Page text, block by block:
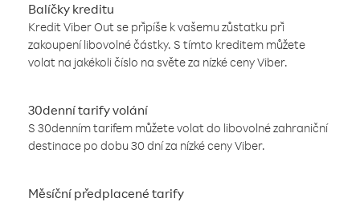
Balíčky kreditu
Kredit Viber Out se připíše k vašemu zůstatku při
zakoupení libovolné částky. S tímto kreditem můžete
volat na jakékoli číslo na světe za nízké ceny Viber.
30denní tarify volání
S 30denním tarifem můžete volat do libovolné zahraniční
destinace po dobu 30 dní za nízké ceny Viber.
Měsíční předplacené tarify